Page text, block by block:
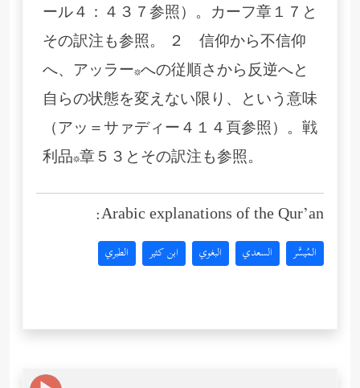
ール４：４３７参照）。カーフ章１７と
その訳注も参照。 ２ 信仰から不信仰
へ、アッラー*への従順さから反逆へと
自らの状態を変えない限り、という意味
（アッ＝サァディー４１４頁参照）。戦
利品*章５３とその訳注も参照。
Arabic explanations of the Qur’an:
المُيسَّر السعدي البغوي ابن كثير الطبري